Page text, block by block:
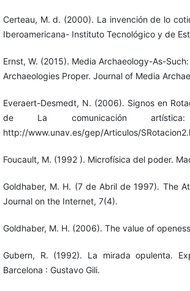
Certeau, M. d. (2000). La invención de lo
Iberoamericana- Instituto Tecnológico y de
Ernst, W. (2015). Media Archaeology-As-
Archaeologies Proper. Journal of Media
Everaert-Desmedt, N. (2006). Signos en
de La comunicación
http://www.unav.es/gep/Articulos/
Foucault, M. (1992 ). Microfísica del poder.
Goldhaber, M. H. (7 de Abril de 1997). The
Journal on the Internet, 7(4).
Goldhaber, M. H. (2006). The value of
Gubern, R. (1992). La mirada opulenta.
Barcelona : Gustavo Gili.